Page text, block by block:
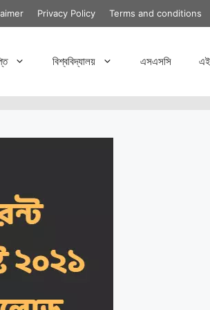
Privacy Policy Terms and conditions
বিশ্ববিদ্যালয় এসএসসি